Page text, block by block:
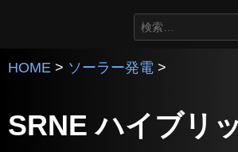
HOME > ソーラー発電 >
SRNE ハイブリ